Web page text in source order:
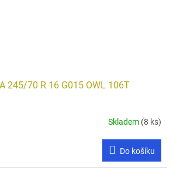
245/70 R 16 G015 OWL 106T
Skladem (8 ks)
Do košíku